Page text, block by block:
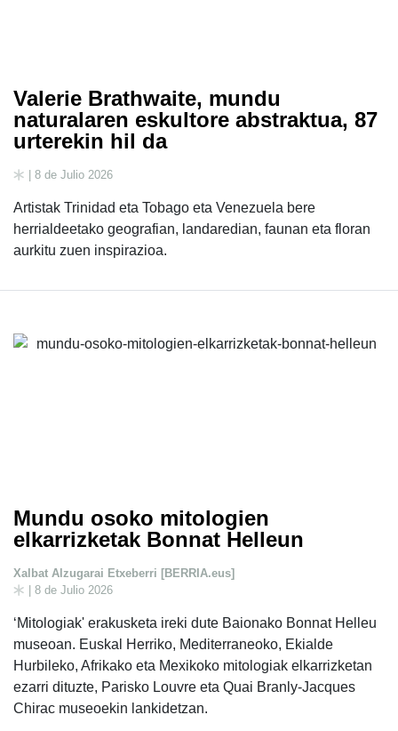
Valerie Brathwaite, mundu
naturalaren eskultore abstraktua, 87
urterekin hil da
| 8 de Julio 2026
Artistak Trinidad eta Tobago eta Venezuela bere
herrialdeetako geografian, landaredian, faunan eta floran
aurkitu zuen inspirazioa.
Mundu osoko mitologien
elkarrizketak Bonnat Helleun
Xalbat Alzugarai Etxeberri [BERRIA.eus]
| 8 de Julio 2026
‘Mitologiak' erakusketa ireki dute Baionako Bonnat Helleu
museoan. Euskal Herriko, Mediterraneoko, Ekialde
Hurbileko, Afrikako eta Mexikoko mitologiak elkarrizketan
ezarri dituzte, Parisko Louvre eta Quai Branly-Jacques
Chirac museoekin lankidetzan.